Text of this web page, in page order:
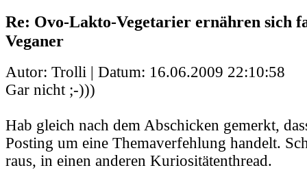
Re: Ovo-Lakto-Vegetarier ernähren sich
Veganer
Autor: Trolli | Datum: 16.06.2009 22:10:58
Gar nicht ;-)))
Hab gleich nach dem Abschicken gemerkt,
Posting um eine Themaverfehlung handelt.
raus, in einen anderen Kuriositätenthread.